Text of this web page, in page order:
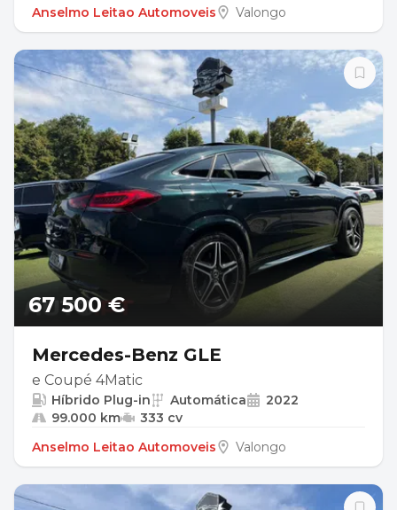
Anselmo Leitao Automoveis
Valongo
67 500 €
Mercedes-Benz GLE
e Coupé 4Matic
Híbrido Plug-in Automática
2022
99.000 km
333 cv
Anselmo Leitao Automoveis
Valongo